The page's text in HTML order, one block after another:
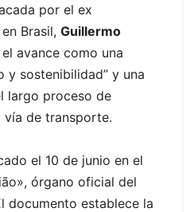
por el ex
Brasil, Guillermo
avance como una
y sostenibilidad” y una
largo proceso de
vía de transporte.
el 10 de junio en el
órgano oficial del
documento establece la